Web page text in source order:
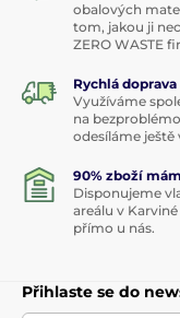
obalových
tom, jakou ji
ZERO WASTE
Rychlá doprava
Využíváme
na
odesíláme ještě
90% zboží
Disponujeme
areálu v
přímo u nás.
Přihlaste se do